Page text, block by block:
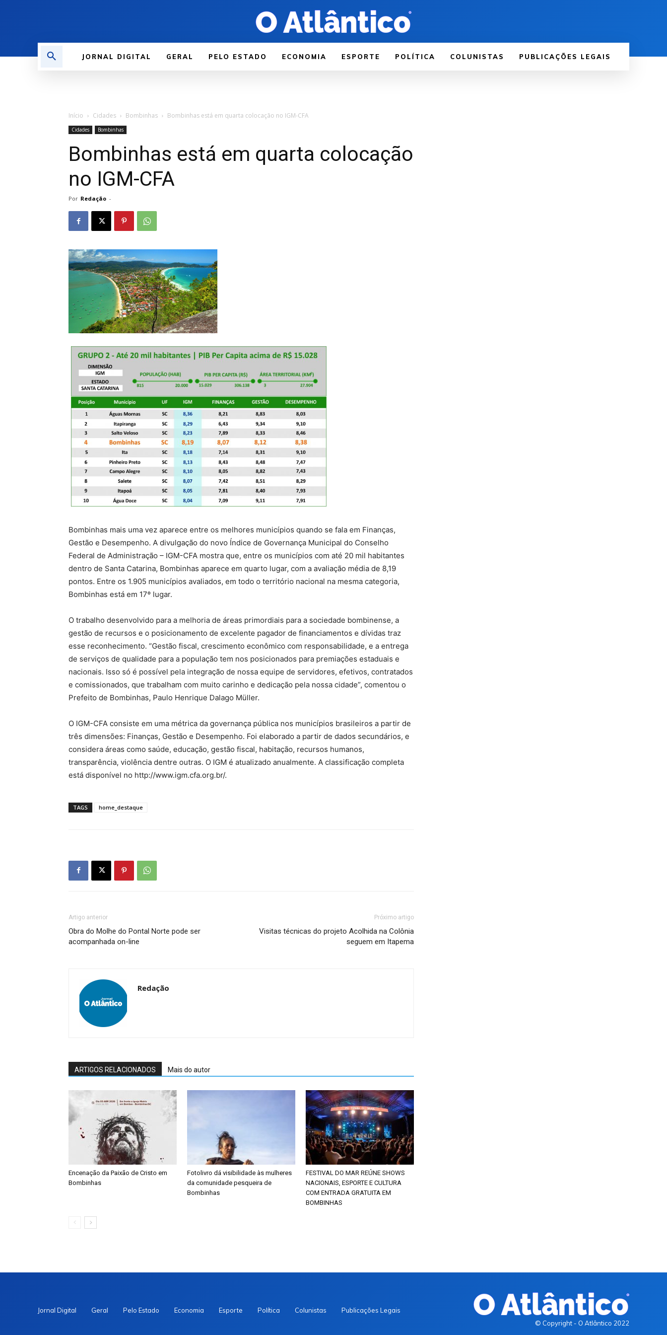
JORNAL DIGITAL GERAL PELO ESTADO ECONOMIA ESPORTE POLÍTICA COLUNISTAS PUBLICAÇÕES LEGAIS
Início Cidades Bombinhas Bombinhas está em quarta colocação no IGM-CFA
Cidades Bombinhas
Bombinhas está em quarta colocação
no IGM-CFA
Por Redação -
Bombinhas mais uma vez aparece entre os melhores municípios quando se fala em Finanças,
Gestão e Desempenho. A divulgação do novo Índice de Governança Municipal do Conselho
Federal de Administração – IGM-CFA mostra que, entre os municípios com até 20 mil habitantes
dentro de Santa Catarina, Bombinhas aparece em quarto lugar, com a avaliação média de 8,19
pontos. Entre os 1.905 municípios avaliados, em todo o território nacional na mesma categoria,
Bombinhas está em 17º lugar.
O trabalho desenvolvido para a melhoria de áreas primordiais para a sociedade bombinense, a
gestão de recursos e o posicionamento de excelente pagador de financiamentos e dívidas traz
esse reconhecimento. “Gestão fiscal, crescimento econômico com responsabilidade, e a entrega
de serviços de qualidade para a população tem nos posicionados para premiações estaduais e
nacionais. Isso só é possível pela integração de nossa equipe de servidores, efetivos, contratados
e comissionados, que trabalham com muito carinho e dedicação pela nossa cidade”, comentou o
Prefeito de Bombinhas, Paulo Henrique Dalago Müller.
O IGM-CFA consiste em uma métrica da governança pública nos municípios brasileiros a partir de
três dimensões: Finanças, Gestão e Desempenho. Foi elaborado a partir de dados secundários, e
considera áreas como saúde, educação, gestão fiscal, habitação, recursos humanos,
transparência, violência dentre outras. O IGM é atualizado anualmente. A classificação completa
está disponível no http://www.igm.cfa.org.br/.
TAGS home_destaque
Artigo anterior
Obra do Molhe do Pontal Norte pode ser
acompanhada on-line
Próximo artigo
Visitas técnicas do projeto Acolhida na Colônia
seguem em Itapema
Redação
ARTIGOS RELACIONADOS Mais do autor
Encenação da Paixão de Cristo em
Bombinhas
Fotolivro dá visibilidade às mulheres
da comunidade pesqueira de
Bombinhas
FESTIVAL DO MAR REÚNE SHOWS
NACIONAIS, ESPORTE E CULTURA
COM ENTRADA GRATUITA EM
BOMBINHAS
Jornal Digital Geral Pelo Estado Economia Esporte Política Colunistas
Publicações Legais
© Copyright - O Atlântico 2022